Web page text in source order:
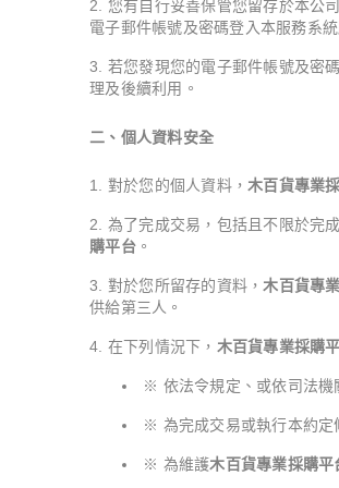
您有自行妥善保管您留存於本公
電子郵件帳號及密碼登入本服務系
若您發現您的電子郵件帳號及密
理及後續利用。
二、個人資料安全
對於您的個人資料， 木百貨專業
為了完成交易，包括且不限於完
購平台。
對於您所留存的資料， 木百貨專
供給第三人。
在下列情況下， 木百貨專業採購
※ 依法令規定、或依司法機
※ 為完成交易或執行本約定
※ 為維護木百貨專業採購平